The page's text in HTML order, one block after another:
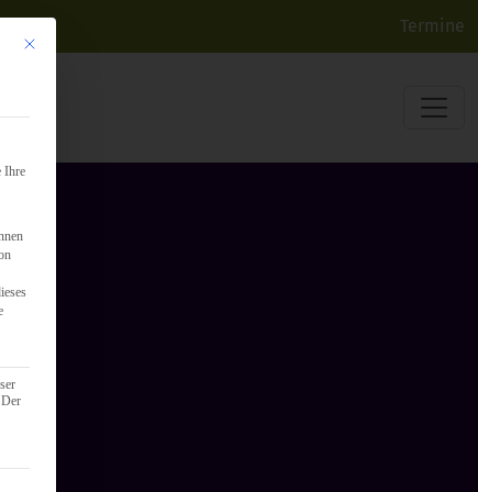
Termine
Mit diesem Button wird der Dialog geschlossen. Seine Funktionalität ist identisch mit
Ihre